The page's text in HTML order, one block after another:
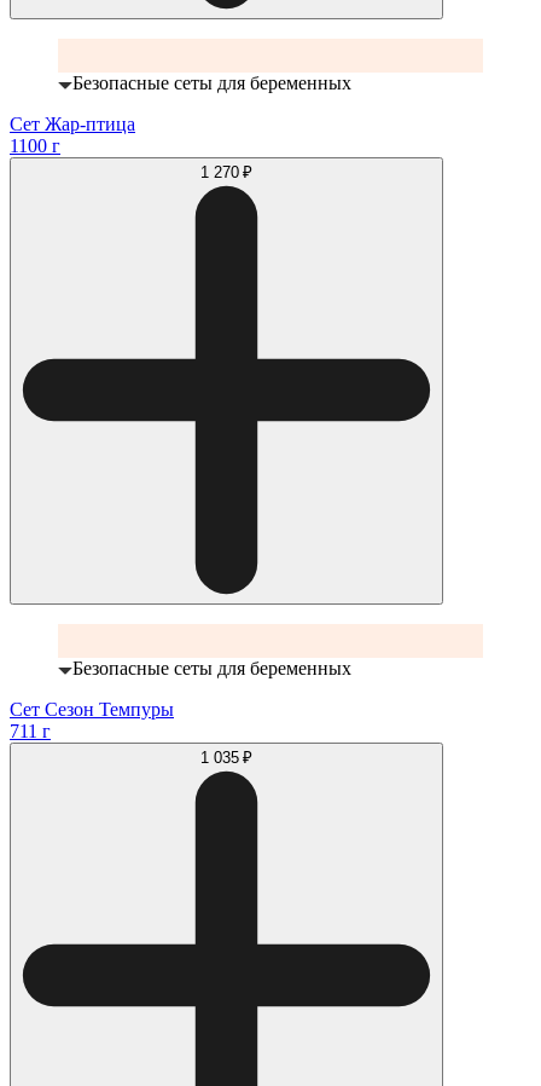
Безопасные сеты для беременных
Сет Жар-птица
1100 г
1 270 ₽
Безопасные сеты для беременных
Сет Сезон Темпуры
711 г
1 035 ₽